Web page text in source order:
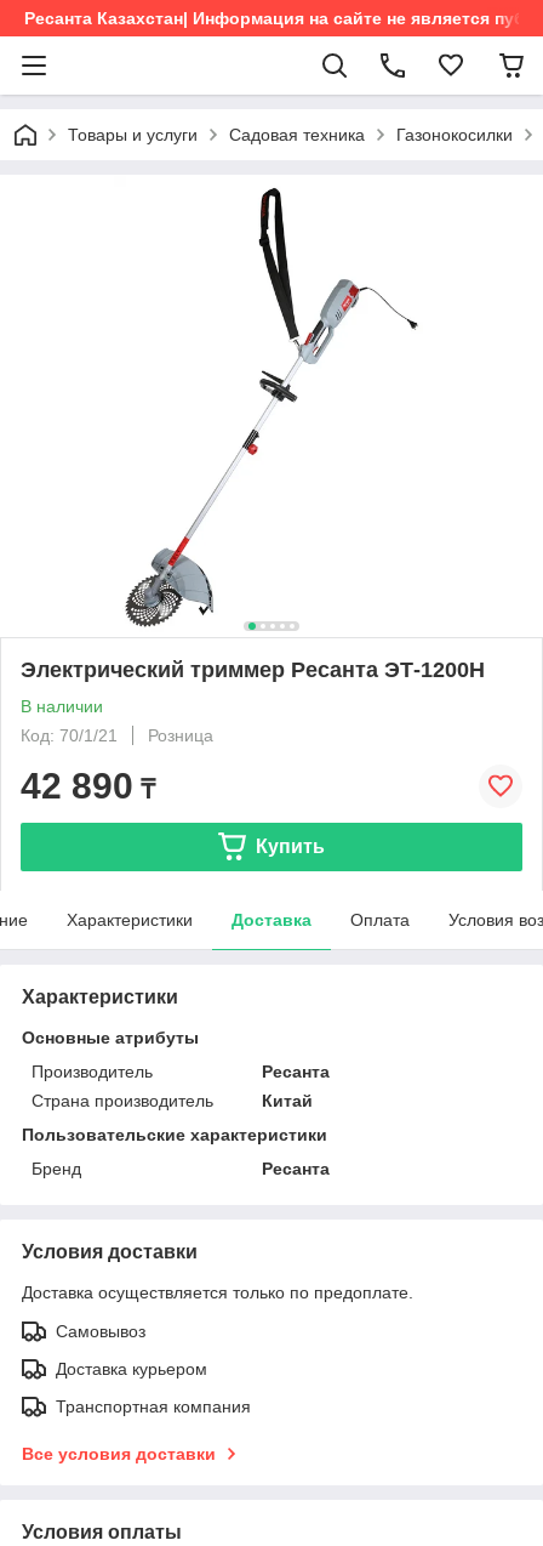
Ресанта Казахстан| Информация на сайте не является
Товары и услуги Садовая техника Газонокосилки
Электрический триммер Ресанта ЭТ-1200Н
В наличии
Код: 70/1/21
Розница
42 890 ₸
Купить
Характеристики Доставка Оплата Условия
Характеристики
Основные атрибуты
Производитель
Ресанта
Страна производитель
Китай
Пользовательские характеристики
Бренд
Ресанта
Условия доставки
Доставка осуществляется только по предоплате.
Самовывоз
Доставка курьером
Транспортная компания
Все условия доставки
Условия оплаты